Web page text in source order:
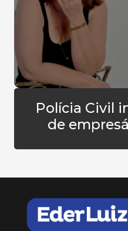
Polícia Civil
de